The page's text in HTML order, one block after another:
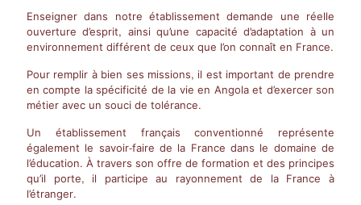
Enseigner dans notre établissement demande une réelle
ouverture d’esprit, ainsi qu’une capacité d’adaptation à un
environnement différent de ceux que l’on connaît en France.
Pour remplir à bien ses missions, il est important de prendre
en compte la spécificité de la vie en Angola et d’exercer son
métier avec un souci de tolérance.
Un établissement français conventionné représente
également le savoir-faire de la France dans le domaine de
l’éducation. À travers son offre de formation et des principes
qu’il porte, il participe au rayonnement de la France à
l’étranger.